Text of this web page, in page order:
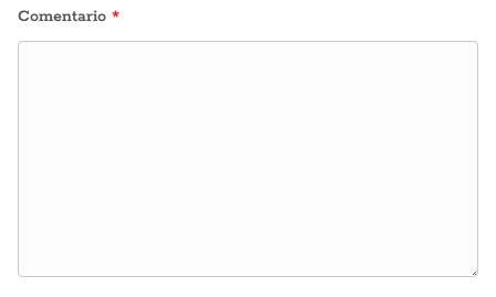
Comentario *